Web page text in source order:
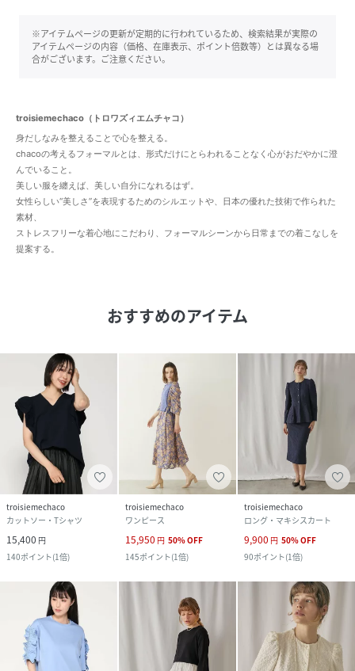
※アイテムページの更新が定期的に行われているため、検索結果が実際の
アイテムページの内容（価格、在庫表示、ポイント倍数等）とは異なる場
合がございます。ご注意ください。
troisiemechaco（トロワズィエムチャコ）
身だしなみを整えることで心を整える。
chacoの考えるフォーマルとは、形式だけにとらわれることなく心がおだやかに澄
んでいること。
美しい服を纏えば、美しい自分になれるはず。
女性らしい“美しさ”を表現するためのシルエットや、日本の優れた技術で作られた
素材、
ストレスフリーな着心地にこだわり、フォーマルシーンから日常までの着こなしを
提案する。
おすすめのアイテム
troisiemechaco
カットソー・Tシャツ
15,400 円
140ポイント(1倍)
troisiemechaco
ワンピース
15,950 円 50%OFF
145ポイント(1倍)
troisiemechaco
ロング・マキシスカート
9,900 円 50%OFF
90ポイント(1倍)